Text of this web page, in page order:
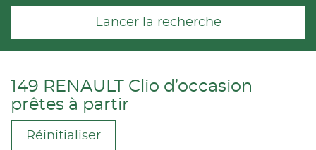
Lancer la recherche
149 RENAULT Clio d’occasion
prêtes à partir
Réinitialiser